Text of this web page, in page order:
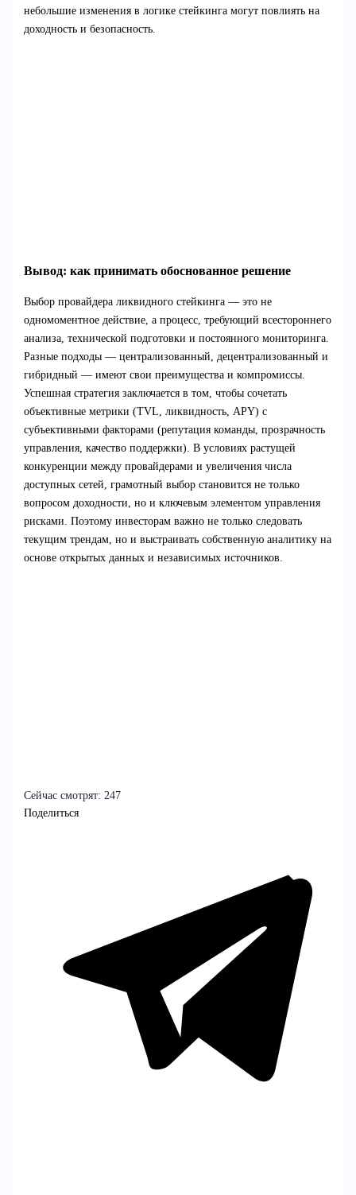
небольшие изменения в логике стейкинга могут повлиять на
доходность и безопасность.
Вывод: как принимать обоснованное решение
Выбор провайдера ликвидного стейкинга — это не
одномоментное действие, а процесс, требующий всестороннего
анализа, технической подготовки и постоянного мониторинга.
Разные подходы — централизованный, децентрализованный и
гибридный — имеют свои преимущества и компромиссы.
Успешная стратегия заключается в том, чтобы сочетать
объективные метрики (TVL, ликвидность, APY) с
субъективными факторами (репутация команды, прозрачность
управления, качество поддержки). В условиях растущей
конкуренции между провайдерами и увеличения числа
доступных сетей, грамотный выбор становится не только
вопросом доходности, но и ключевым элементом управления
рисками. Поэтому инвесторам важно не только следовать
текущим трендам, но и выстраивать собственную аналитику на
основе открытых данных и независимых источников.
Сейчас смотрят: 247
Поделиться